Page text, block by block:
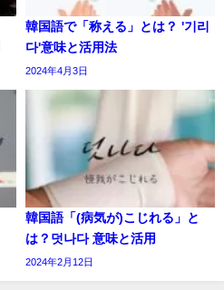
韓国語で「称える」とは？ '기리
다'意味と活用法
2024年4月3日
韓国語「(病気が)こじれる」と
は？덧나다 意味と活用
2024年2月12日